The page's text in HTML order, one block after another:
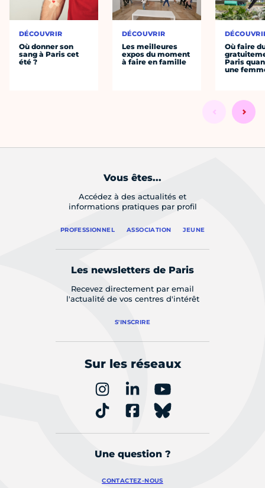
DÉCOUVRIR
Où donner son
sang à Paris cet
été ?
DÉCOUVRIR
Les meilleures
expos du moment
à faire en famille
Où faire
Paris
une
Vous êtes...
Accédez à des actualités et
informations pratiques par profil
PROFESSIONNEL ASSOCIATION JEUNE
Les newsletters de Paris
Recevez directement par email
l'actualité de vos centres d'intérêt
S'INSCRIRE
Sur les réseaux
Une question ?
CONTACTEZ-NOUS